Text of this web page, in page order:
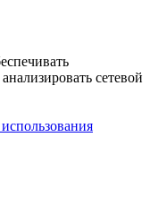
сетевой